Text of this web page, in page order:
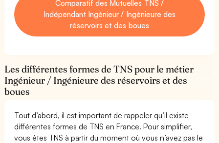
Comparatif des Mutuelles TNS /
Indépendant Ingénieur / Ingénieure des
réservoirs et des boues
Les différentes formes de TNS pour le métier
Ingénieur / Ingénieure des réservoirs et des
boues
Tout d’abord, il est important de rappeler qu’il existe
différentes formes de TNS en France. Pour simplifier,
vous êtes TNS à partir du moment où vous n’avez pas le